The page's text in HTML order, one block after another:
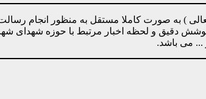
ای ( مدظله العالی ) به صورت کاملا مستقل به منظور
پوشش دقیق و لحظه اخبار مرتبط با حوزه شهدای
می باشد.